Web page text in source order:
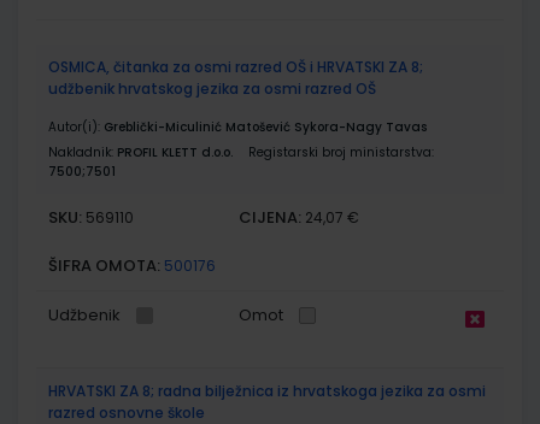
proizvodi
OSMICA, čitanka za osmi razred OŠ i HRVATSKI ZA 8;
udžbenik hrvatskog jezika za osmi razred OŠ
Autor(i): Greblički-Miculinić Matošević Sykora-Nagy Tavas
Nakladnik: PROFIL KLETT d.o.o.
Registarski broj ministarstva:
7500;7501
SKU: 569110 CIJENA: 24,07 €
ŠIFRA OMOTA: 500176
Udžbenik Omot
HRVATSKI ZA 8; radna bilježnica iz hrvatskoga jezika za osmi
razred osnovne škole